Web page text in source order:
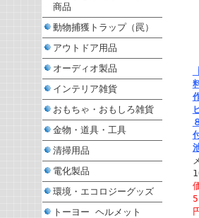
商品
動物捕獲トラップ（罠）
アウトドア用品
オーディオ製品
インテリア雑貨
おもちゃ・おもしろ雑貨
金物・道具・工具
清掃用品
電化製品
環境・エコロジーグッズ
トーヨー ヘルメット